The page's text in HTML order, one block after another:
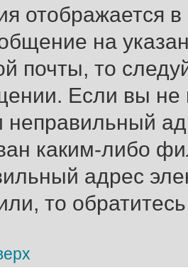
отображается
на
почты, то
Если вы
неправильный
каким-либо
адрес
то